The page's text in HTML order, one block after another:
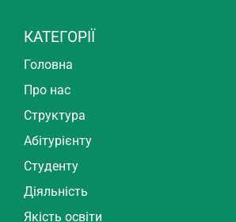
КАТЕГОРІЇ
Головна
Про нас
Структура
Абітурієнту
Студенту
Діяльність
Якість освіти